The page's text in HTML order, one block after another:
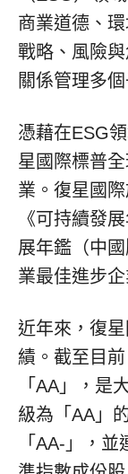
商業道德、
戰略、風險
關係管理多
憑藉在ESG
星國際標普
業。復星國
《可持續發
展年鑑（中
業最佳進步企
近年來，復
績。截至目
「AA」，是
級為「AA」
「AA-」，